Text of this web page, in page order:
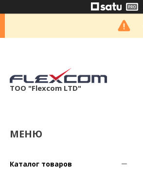
ТОО "Flexcom LTD"
Каталог товаров